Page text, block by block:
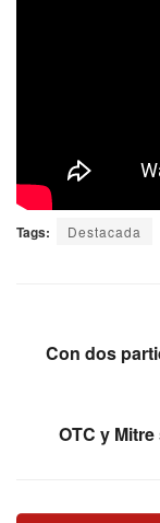
Tags: Destacada
Con dos
OTC y